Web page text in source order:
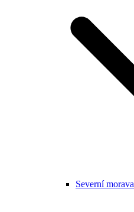
Severní morava